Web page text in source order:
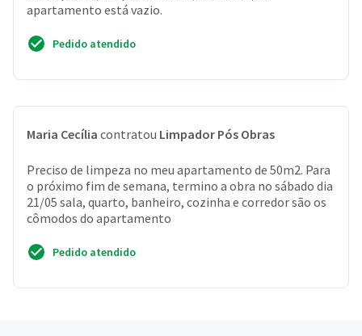
apartamento está vazio.
Pedido atendido
Maria Cecília contratou Limpador Pós Obras
Preciso de limpeza no meu apartamento de 50m2. Para
o próximo fim de semana, termino a obra no sábado dia
21/05 sala, quarto, banheiro, cozinha e corredor são os
cômodos do apartamento
Pedido atendido